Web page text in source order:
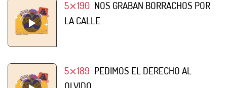
5⨯190 NOS GRABAN BORRACHOS POR
LA CALLE
5⨯189 PEDIMOS EL DERECHO AL